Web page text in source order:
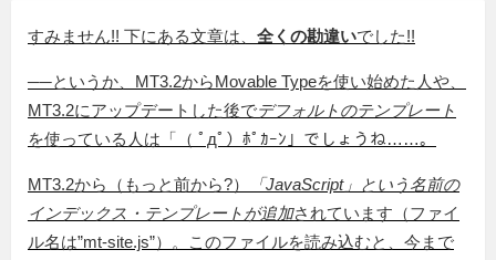
すみません!! 下にある文章は、 全くの勘違いでした!!
──というか、MT3.2からMovable Typeを使い始めた人や、
MT3.2にアップデートした後でデフォルトのテンプレート
を使っている人は「（ ﾟдﾟ）ﾎﾟｶｰﾝ」でしょうね……。
MT3.2から（もっと前から?）
「JavaScript」という名前の
インデックス・テンプレートが追加されています（ファイ
ル名は”mt-site.js”）。このファイルを読み込むと、今まで